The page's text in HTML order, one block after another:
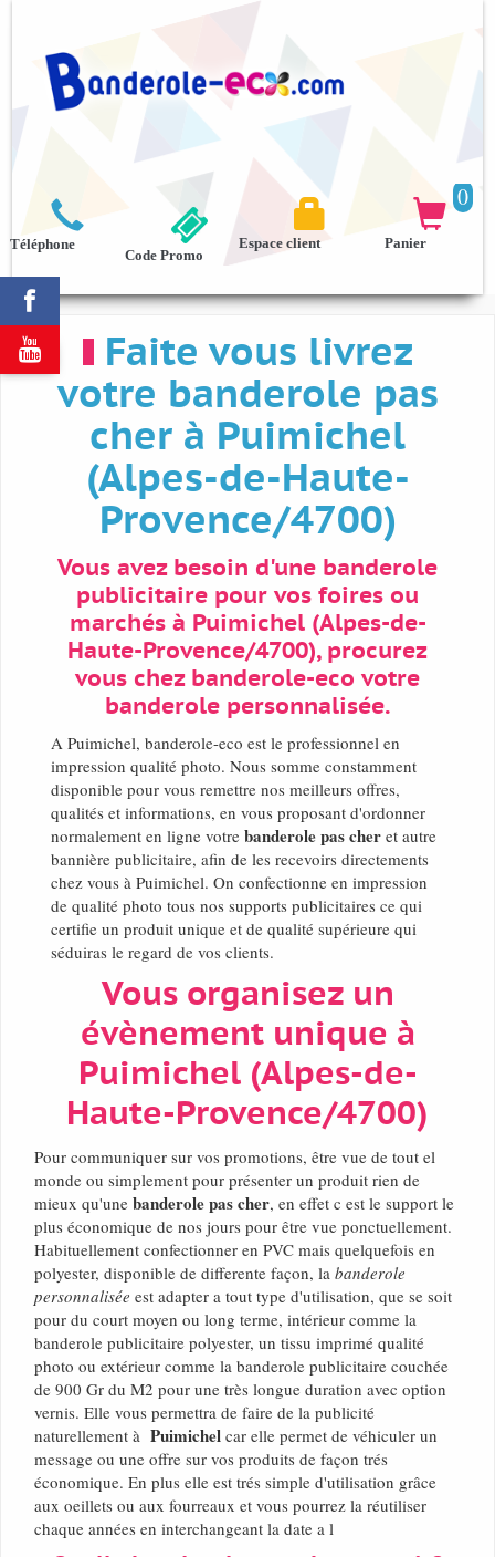



Téléphone
0

Panier

Espace client
Code Promo
Faite vous livrez
votre banderole pas
cher à Puimichel
(Alpes-de-Haute-
Provence/4700)
Vous avez besoin d'une banderole
publicitaire pour vos foires ou
marchés à Puimichel (Alpes-de-
Haute-Provence/4700), procurez
vous chez banderole-eco votre
banderole personnalisée.
A Puimichel, banderole-eco est le professionnel en
impression qualité photo. Nous somme constamment
disponible pour vous remettre nos meilleurs offres,
qualités et informations, en vous proposant d'ordonner
normalement en ligne votre banderole pas cher et autre
bannière publicitaire, afin de les recevoirs directements
chez vous à Puimichel. On confectionne en impression
de qualité photo tous nos supports publicitaires ce qui
certifie un produit unique et de qualité supérieure qui
séduiras le regard de vos clients.
Vous organisez un
évènement unique à
Puimichel (Alpes-de-
Haute-Provence/4700)
Pour communiquer sur vos promotions, être vue de tout el
monde ou simplement pour présenter un produit rien de
mieux qu'une banderole pas cher, en effet c est le support le
plus économique de nos jours pour être vue ponctuellement.
Habituellement confectionner en PVC mais quelquefois en
polyester, disponible de differente façon, la banderole
personnalisée est adapter a tout type d'utilisation, que se soit
pour du court moyen ou long terme, intérieur comme la
banderole publicitaire polyester, un tissu imprimé qualité
photo ou extérieur comme la banderole publicitaire couchée
de 900 Gr du M2 pour une très longue duration avec option
vernis. Elle vous permettra de faire de la publicité
naturellement à Puimichel car elle permet de véhiculer un
message ou une offre sur vos produits de façon trés
économique. En plus elle est trés simple d'utilisation grâce
aux oeillets ou aux fourreaux et vous pourrez la réutiliser
chaque années en interchangeant la date a l